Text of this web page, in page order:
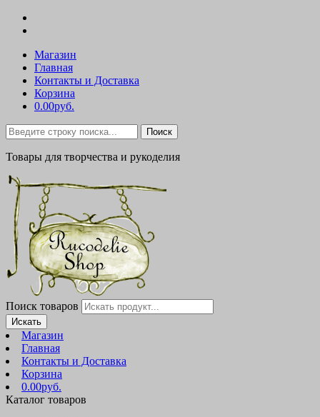
Магазин
Главная
Контакты и Доставка
Корзина
0.00руб.
Поиск
Товары для творчества и рукоделия
Поиск товаров
Искать
Магазин
Главная
Контакты и Доставка
Корзина
0.00руб.
Каталог товаров